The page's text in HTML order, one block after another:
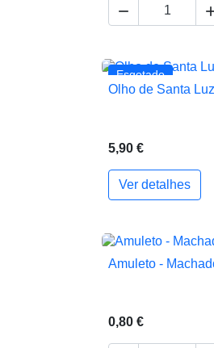

Esgotado
 Vista
Olho de Santa
5,90 €
Ver detalhes
 Vista
Amuleto -
0,80 €